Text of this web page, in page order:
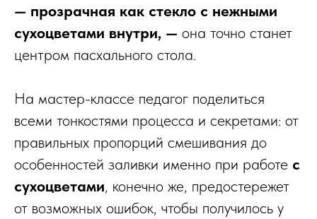
— прозрачная как стекло с нежными
сухоцветами внутри, — она точно станет
центром пасхального стола.
На мастер-классе педагог поделиться
всеми тонкостями процесса и секретами: от
правильных пропорций смешивания до
особенностей заливки именно при работе с
сухоцветами, конечно же, предостережет
от возможных ошибок, чтобы получилось у